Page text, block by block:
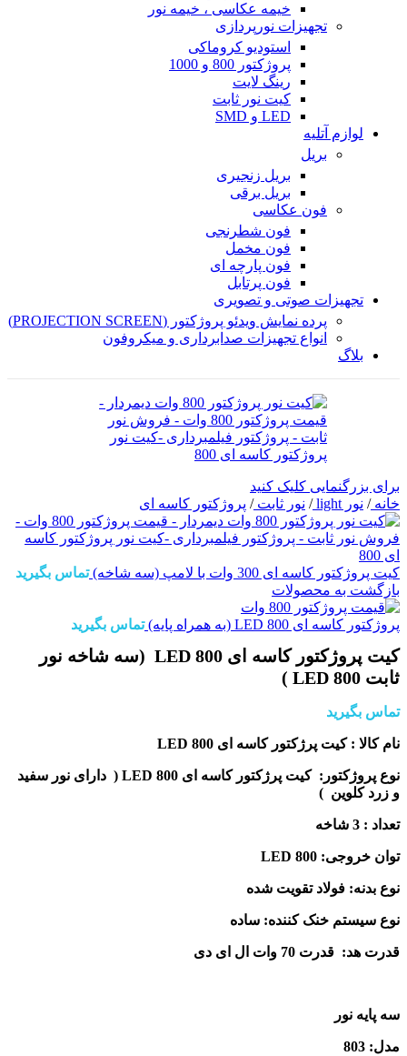
خیمه عکاسی ، خیمه نور
تجهیزات نورپردازی
استودیو کروماکی
پروژکتور 800 و 1000
رینگ لایت
کیت نور ثابت
LED و SMD
لوازم آتلیه
بریل
بریل زنجیری
بریل برقی
فون عکاسی
فون شطرنجی
فون مخمل
فون پارچه ای
فون پرتابل
تجهیزات صوتی و تصویری
پرده نمایش ویدئو پروژکتور (PROJECTION SCREEN)
انواع تجهیزات صدابرداری و میکروفون
بلاگ
برای بزرگنمایی کلیک کنید
خانه/ نور light / نور ثابت/ پروژکتور کاسه ای
کیت پروژکتور کاسه ای 300 وات با لامپ (سه شاخه)
تماس بگیرید
بازگشت به محصولات
پروژکتور کاسه ای 800 LED (به همراه پایه) تماس بگیرید
کیت پروژکتور کاسه ای 800 LED (سه شاخه نور
ثابت 800 LED )
تماس بگیرید
نام کالا : کیت پرژکتور کاسه ای LED 800
نوع پروژکتور: کیت پرژکتور کاسه ای LED 800 ( دارای نور سفید
و زرد کلوین )
تعداد : 3 شاخه
توان خروجی: LED 800
نوع بدنه: فولاد تقویت شده
نوع سیستم خنک کننده: ساده
قدرت هد: قدرت 70 وات ال ای دی
سه پایه نور
مدل: 803